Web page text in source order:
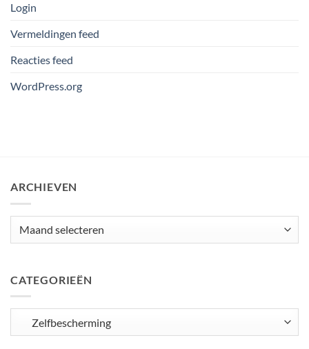
Login
Vermeldingen feed
Reacties feed
WordPress.org
ARCHIEVEN
CATEGORIEËN